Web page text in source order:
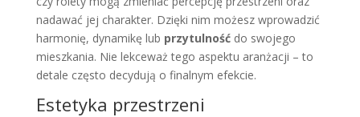
nadawać jej charakter. Dzięki nim możesz wprowadzić
harmonię, dynamikę lub przytulnośćdo swojego
mieszkania. Nie lekceważ tego aspektu aranżacji – to
detale często decydują o finalnym efekcie.
Estetyka przestrzeni